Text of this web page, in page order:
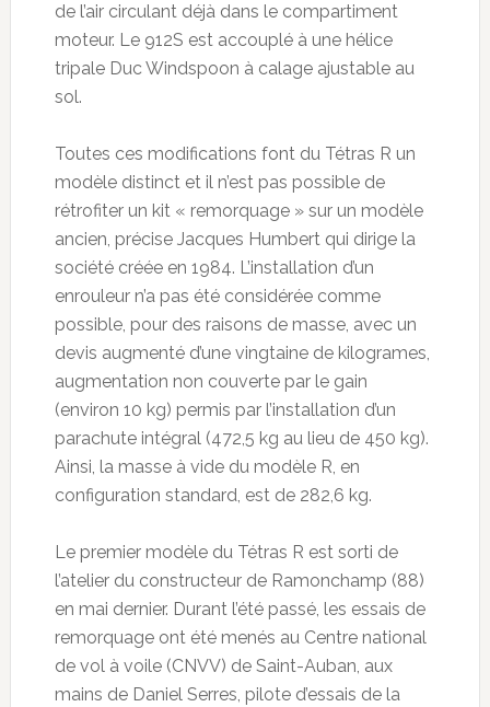
de l’air circulant déjà dans le compartiment
moteur. Le 912S est accouplé à une hélice
tripale Duc Windspoon à calage ajustable au
sol.
Toutes ces modifications font du Tétras R un
modèle distinct et il n’est pas possible de
rétrofiter un kit « remorquage » sur un modèle
ancien, précise Jacques Humbert qui dirige la
société créée en 1984. L’installation d’un
enrouleur n’a pas été considérée comme
possible, pour des raisons de masse, avec un
devis augmenté d’une vingtaine de kilogrames,
augmentation non couverte par le gain
(environ 10 kg) permis par l’installation d’un
parachute intégral (472,5 kg au lieu de 450 kg).
Ainsi, la masse à vide du modèle R, en
configuration standard, est de 282,6 kg.
Le premier modèle du Tétras R est sorti de
l’atelier du constructeur de Ramonchamp (88)
en mai dernier. Durant l’été passé, les essais de
remorquage ont été menés au Centre national
de vol à voile (CNVV) de Saint-Auban, aux
mains de Daniel Serres, pilote d’essais de la